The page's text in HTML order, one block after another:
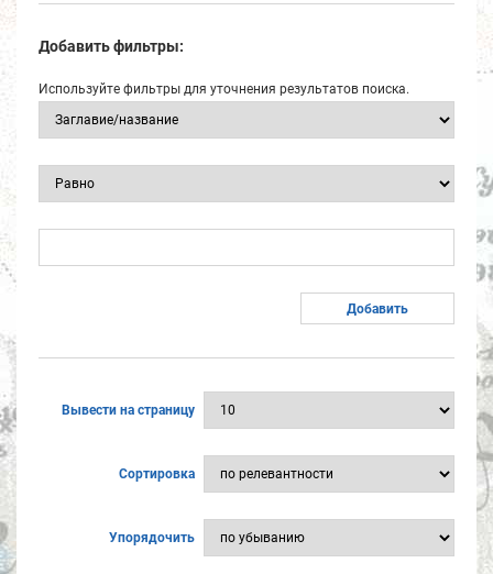
Добавить фильтры:
Используйте фильтры для уточнения результатов поиска.
Вывести на страницу
Сортировка
Упорядочить